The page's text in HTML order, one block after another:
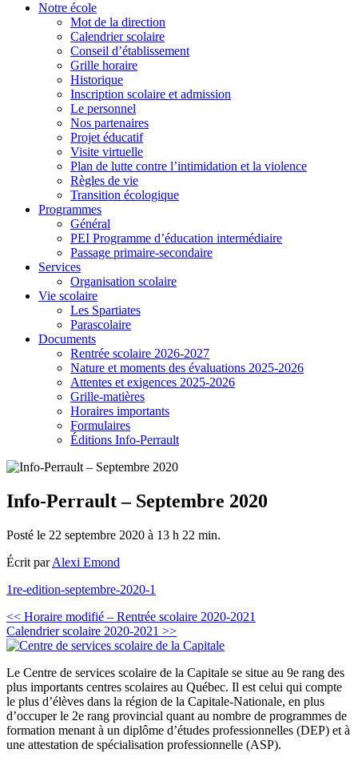
Notre école
Mot de la direction
Calendrier scolaire
Conseil d’établissement
Grille horaire
Historique
Inscription scolaire et admission
Le personnel
Nos partenaires
Projet éducatif
Visite virtuelle
Plan de lutte contre l’intimidation et la violence
Règles de vie
Transition écologique
Programmes
Général
PEI Programme d’éducation intermédiaire
Passage primaire-secondaire
Services
Organisation scolaire
Vie scolaire
Les Spartiates
Parascolaire
Documents
Rentrée scolaire 2026-2027
Nature et moments des évaluations 2025-2026
Attentes et exigences 2025-2026
Grille-matières
Horaires importants
Formulaires
Éditions Info-Perrault
Info-Perrault – Septembre 2020
Posté le 22 septembre 2020 à 13 h 22 min.
Écrit parAlexi Emond
1re-edition-septembre-2020-1
Navigation
de
<< Horaire modifié – Rentrée scolaire 2020-2021
Calendrier scolaire 2020-2021 >>
Le Centre de services scolaire de la Capitale se situe au 9e rang des
plus importants centres scolaires au Québec. Il est celui qui compte
le plus d’élèves dans la région de la Capitale-Nationale, en plus
d’occuper le 2e rang provincial quant au nombre de programmes de
formation menant à un diplôme d’études professionnelles (DEP) et à
une attestation de spécialisation professionnelle (ASP).